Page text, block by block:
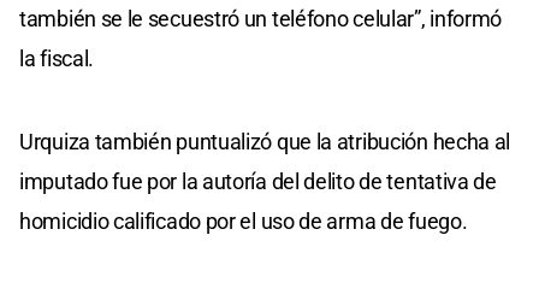
también se le secuestró un teléfono celular”, informó
la fiscal.
Urquiza también puntualizó que la atribución hecha al
imputado fue por la autoría del delito de tentativa de
homicidio calificado por el uso de arma de fuego.